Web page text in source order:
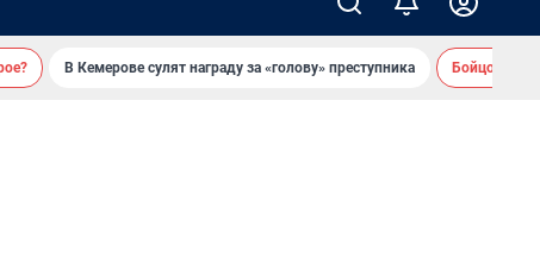
В Кемерове сулят награду за «голову» преступника Бойцовский